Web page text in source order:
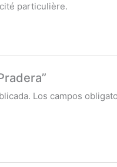
particulière.
Los campos